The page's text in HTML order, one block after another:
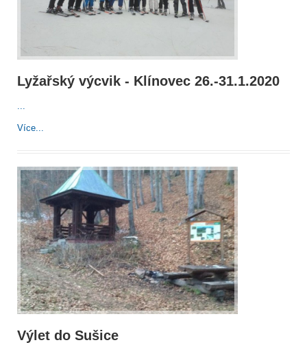
Lyžařský výcvik - Klínovec 26.-31.1.2020
Více...
Výlet do Sušice